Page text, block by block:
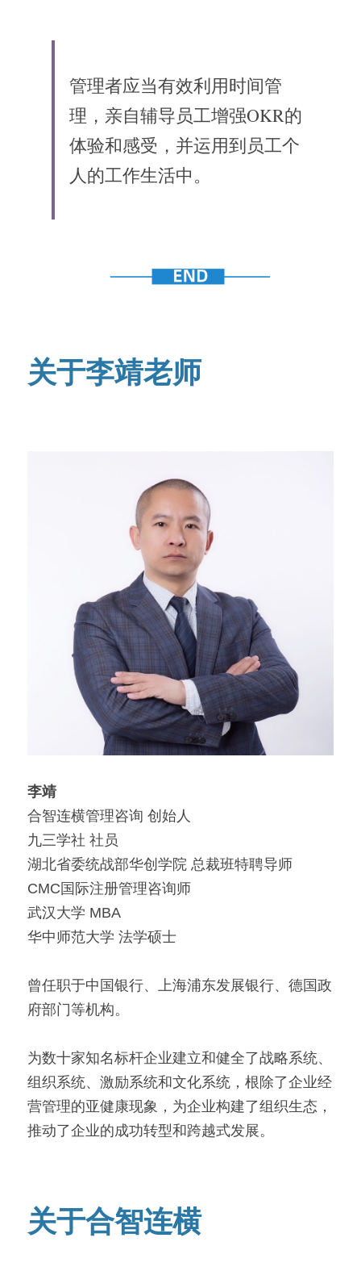
管理者应当有效利用时间管
理，亲自辅导员工增强OKR的
体验和感受，并运用到员工个
人的工作生活中。
关于李靖老师
李靖
合智连横管理咨询 创始人
九三学社 社员
湖北省委统战部华创学院 总裁班特聘导师
CMC国际注册管理咨询师
武汉大学 MBA
华中师范大学 法学硕士
曾任职于中国银行、上海浦东发展银行、德国政
府部门等机构。
为数十家知名标杆企业建立和健全了战略系统、
组织系统、激励系统和文化系统，根除了企业经
营管理的亚健康现象，为企业构建了组织生态，
推动了企业的成功转型和跨越式发展。
关于合智连横